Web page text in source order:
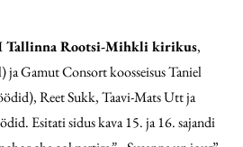
Tallinna Rootsi-Mihkli kirikus,
ja Gamut Consort koosseisus Taniel
Reet Sukk, Taavi-Mats Utt ja
Esitati sidus kava 15. ja 16. sajandi